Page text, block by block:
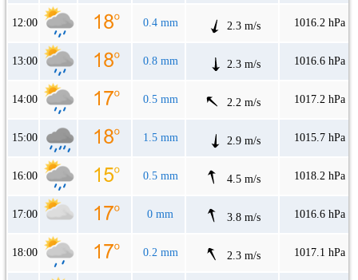
12:00 0.4 mm 2.3 m/s 1016.2 hPa
13:00 0.8 mm 2.3 m/s 1016.6 hPa
14:00 0.5 mm 2.2 m/s 1017.2 hPa
15:00 1.5 mm 2.9 m/s 1015.7 hPa
16:00 0.5 mm 4.5 m/s 1018.2 hPa
17:00 0 mm 3.8 m/s 1016.6 hPa
18:00 0.2 mm 2.3 m/s 1017.1 hPa